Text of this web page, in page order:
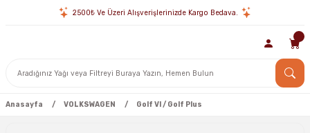
2500₺ Ve Üzeri Alışverişlerinizde Kargo Bedava.
Anasayfa VOLKSWAGEN Golf VI / Golf Plus